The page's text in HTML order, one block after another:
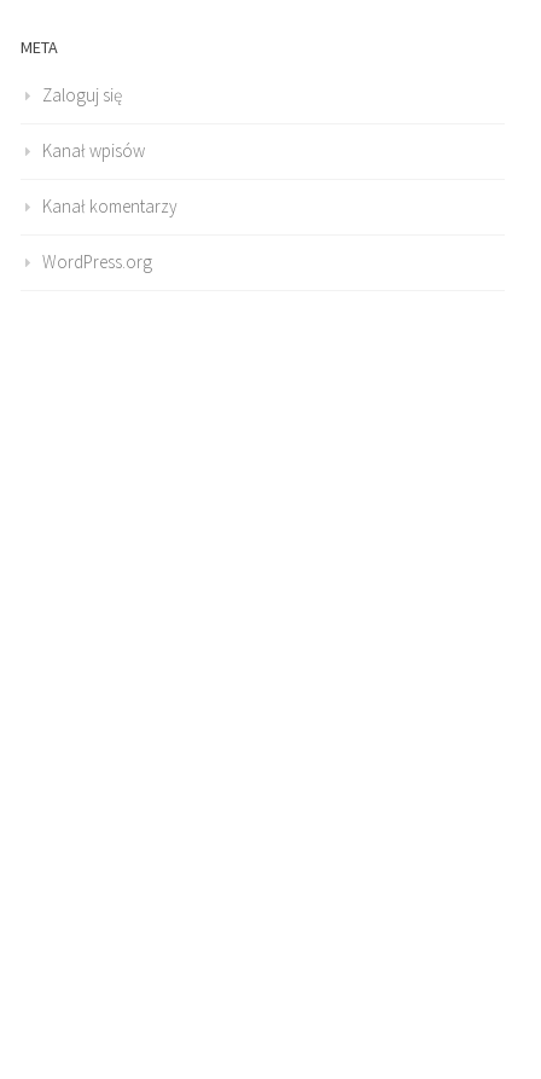
META
Zaloguj się
Kanał wpisów
Kanał komentarzy
WordPress.org